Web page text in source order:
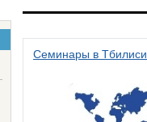
Семинары в Тбилиси